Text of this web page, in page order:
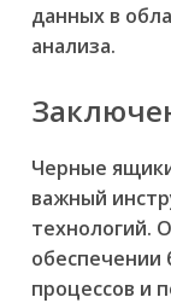
данных в
анализа.
Черные
важный
технологий.
обеспечении
процессов и